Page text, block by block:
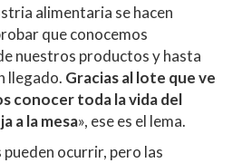
alimentaria se hacen
que conocemos
nuestros productos y hasta
llegado. Gracias al lote que ve
conocer toda la vida del
a lamesa», ese es el lema.
ocurrir, pero las